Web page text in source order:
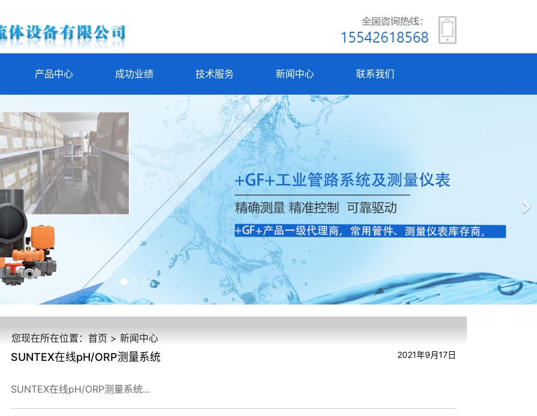
产品中心 成功业绩 技术服务 新闻中心 联系我们
您现在所在位置：首页 > 新闻中心
SUNTEX在线pH/ORP测量系统 2021年9月17日
SUNTEX在线pH/ORP测量系统...